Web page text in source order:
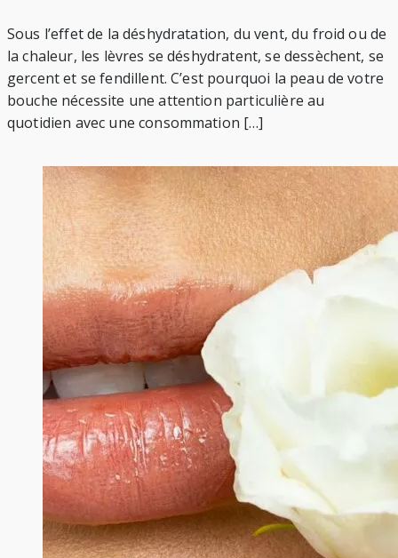
Sous l’effet de la déshydratation, du vent, du froid ou de
la chaleur, les lèvres se déshydratent, se dessèchent, se
gercent et se fendillent. C’est pourquoi la peau de votre
bouche nécessite une attention particulière au
quotidien avec une consommation […]